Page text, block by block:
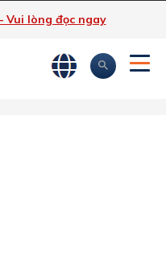
Vui lòng đọc ngay
thị trường & Thông tin chi